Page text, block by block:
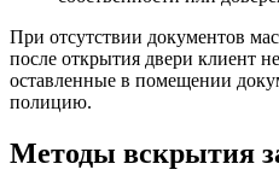
При отсутствии документов
после открытия двери клиент
оставленные в помещении
полицию.
Методы вскрытия